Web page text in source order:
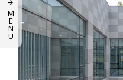
M
E
N
U